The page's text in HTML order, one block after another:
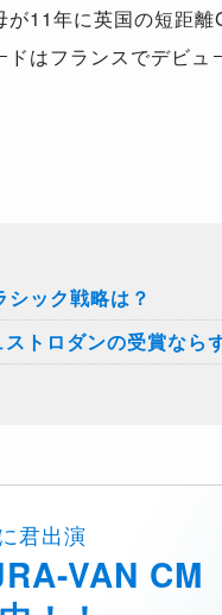
11年に英国の短距
はフランスでデビ
ック戦略は？
トロダンの受賞なら
君出演
VAN CM